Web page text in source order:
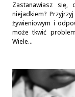
Zastanawiasz się,
niejadkiem?
żywieniowym i
może tkwić
Wiele...